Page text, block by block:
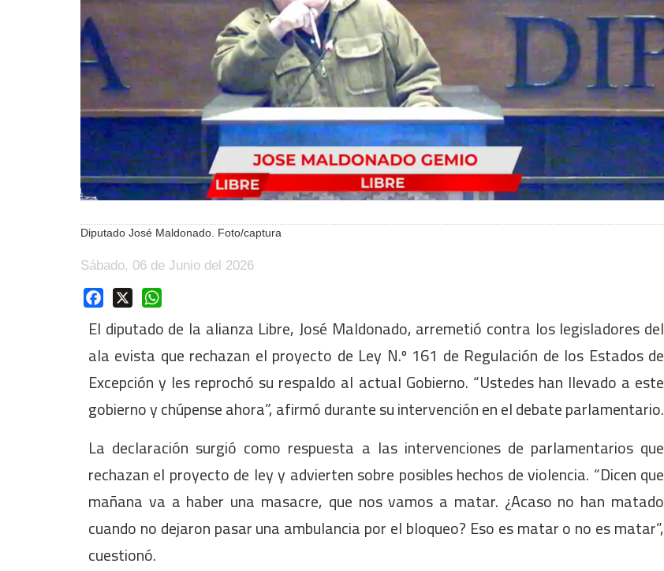
Diputado José Maldonado. Foto/captura
Sábado, 06 de Junio del 2026
Facebook
El diputado de la alianza Libre, José Maldonado, arremetió contra los legisladores del
ala evista que rechazan el proyecto de Ley N.º 161 de Regulación de los Estados de
Excepción y les reprochó su respaldo al actual Gobierno. “Ustedes han llevado a este
gobierno y chúpense ahora”, afirmó durante su intervención en el debate parlamentario.
La declaración surgió como respuesta a las intervenciones de parlamentarios que
rechazan el proyecto de ley y advierten sobre posibles hechos de violencia. “Dicen que
mañana va a haber una masacre, que nos vamos a matar. ¿Acaso no han matado
cuando no dejaron pasar una ambulancia por el bloqueo? Eso es matar o no es matar”,
cuestionó.